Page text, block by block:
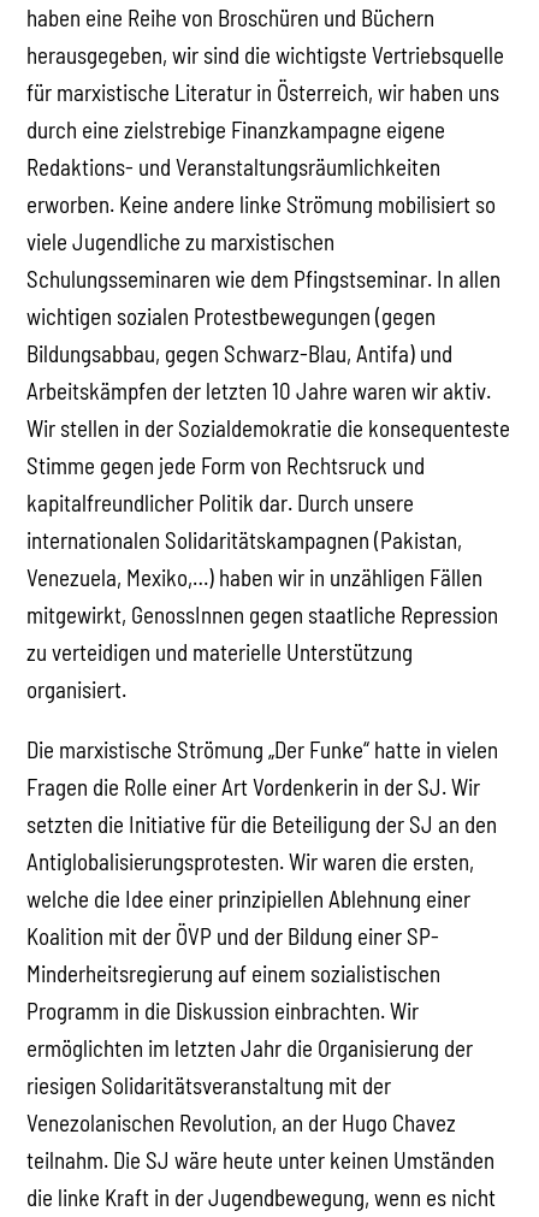
haben eine Reihe von Broschüren und Büchern
herausgegeben, wir sind die wichtigste Vertriebsquelle
für marxistische Literatur in Österreich, wir haben uns
durch eine zielstrebige Finanzkampagne eigene
Redaktions- und Veranstaltungsräumlichkeiten
erworben. Keine andere linke Strömung mobilisiert so
viele Jugendliche zu marxistischen
Schulungsseminaren wie dem Pfingstseminar. In allen
wichtigen sozialen Protestbewegungen (gegen
Bildungsabbau, gegen Schwarz-Blau, Antifa) und
Arbeitskämpfen der letzten 10 Jahre waren wir aktiv.
Wir stellen in der Sozialdemokratie die konsequenteste
Stimme gegen jede Form von Rechtsruck und
kapitalfreundlicher Politik dar. Durch unsere
internationalen Solidaritätskampagnen (Pakistan,
Venezuela, Mexiko,…) haben wir in unzähligen Fällen
mitgewirkt, GenossInnen gegen staatliche Repression
zu verteidigen und materielle Unterstützung
organisiert.
Die marxistische Strömung „Der Funke“ hatte in vielen
Fragen die Rolle einer Art Vordenkerin in der SJ. Wir
setzten die Initiative für die Beteiligung der SJ an den
Antiglobalisierungsprotesten. Wir waren die ersten,
welche die Idee einer prinzipiellen Ablehnung einer
Koalition mit der ÖVP und der Bildung einer SP-
Minderheitsregierung auf einem sozialistischen
Programm in die Diskussion einbrachten. Wir
ermöglichten im letzten Jahr die Organisierung der
riesigen Solidaritätsveranstaltung mit der
Venezolanischen Revolution, an der Hugo Chavez
teilnahm. Die SJ wäre heute unter keinen Umständen
die linke Kraft in der Jugendbewegung, wenn es nicht